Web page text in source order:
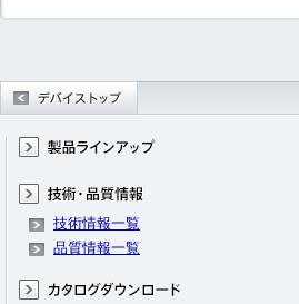
技術情報一覧
品質情報一覧